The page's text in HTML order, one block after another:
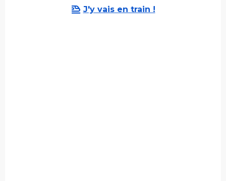
J'y vais en train !